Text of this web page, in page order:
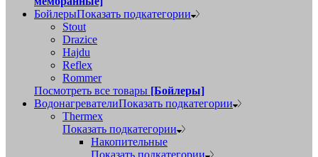
БойлерыПоказать подкатегории
Stout
Drazice
Hajdu
Reflex
Rommer
Посмотреть все товары [Бойлеры]
ВодонагревателиПоказать подкатегории
Thermex
Показать подкатегории
Накопительные
Показать подкатегории